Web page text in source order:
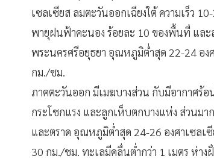
เซลเซียส ลมตะวันออกเฉียงใต้ ความเร็ว
พายุฝนฟ้าคะนอง ร้อยละ 10 ของพื้นที่ และ
พระนครศรีอยุธยา อุณหภูมิต่ำสุด 22-24 อง
กม./ชม.
ภาคตะวันออก มีเมฆบางส่วน กับมีอากาศร้
กระโชกแรง และลูกเห็บตกบางแห่ง ส่วนม
และตราด อุณหภูมิต่ำสุด 24-26 องศาเซลเ
30 กม./ชม. ทะเลมีคลื่นต่ำกว่า 1 เมตร ห่าง